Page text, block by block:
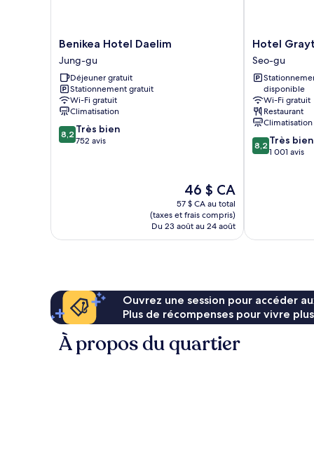
Benikea
Hotel
Daelim
Jung-
gu
Benikea Hotel Daelim
Jung-gu
Déjeuner gratuit
Stationnement gratuit
Wi-Fi gratuit
Climatisation
8.2
sur
8,2 Très bien
752 avis
Le
prix
est
de
46 $ CA
46 $ CA
57 $ CA au total
(taxes et frais compris)
Du 23 août au 24 août
Hotel
Graytone
Dunsan
Seo-
Hotel
Seo-gu
disponible
Wi-Fi gratuit
Restaurant
Climatisation
8.2
sur
8,2 Très bien
1 001 avis
Ouvrez une session pour accéder
Plus de récompenses pour vivre
À propos du quartier